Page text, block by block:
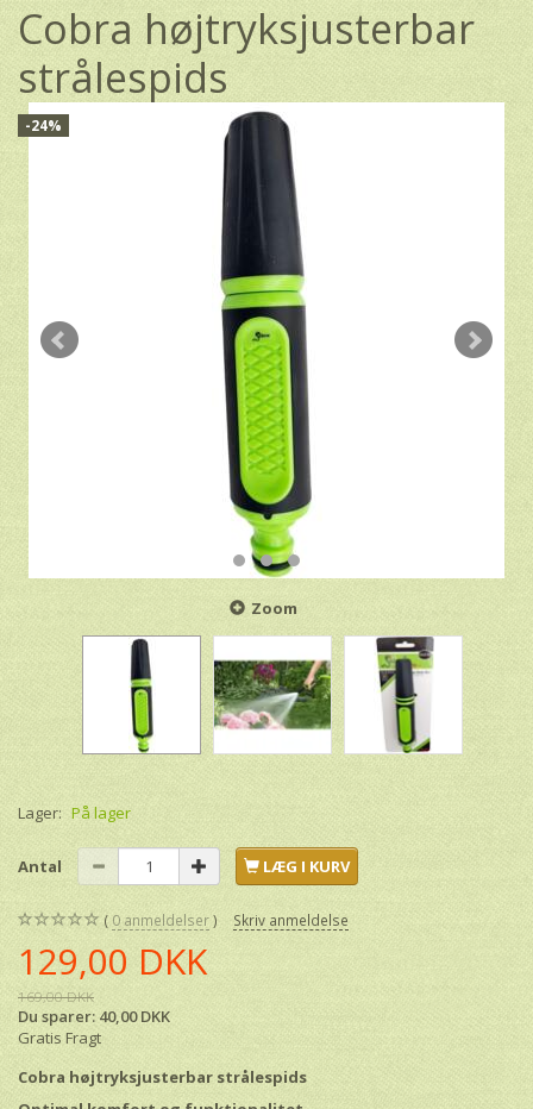
Cobra højtryksjusterbar
strålespids
-24%
Zoom
Lager: På lager
Antal LÆG I KURV
0 anmeldelser Skriv anmeldelse
129,00 DKK
169,00 DKK
Du sparer: 40,00 DKK
Gratis Fragt
Cobra højtryksjusterbar strålespids